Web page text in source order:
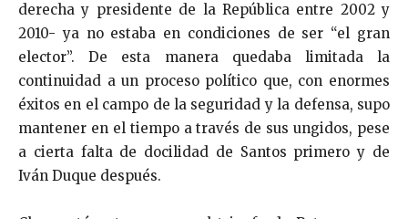
derecha y presidente de la República entre 2002 y
2010- ya no estaba en condiciones de ser “el gran
elector”. De esta manera quedaba limitada la
continuidad a un proceso político que, con enormes
éxitos en el campo de la seguridad y la defensa, supo
mantener en el tiempo a través de sus ungidos, pese
a cierta falta de docilidad de Santos primero y de
Iván Duque después.